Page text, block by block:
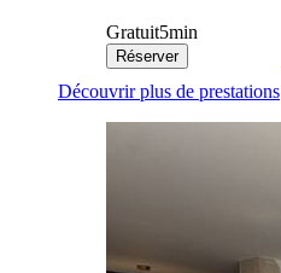
Gratuit5min
Réserver
Découvrir plus de prestations